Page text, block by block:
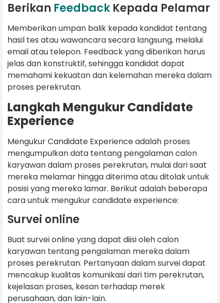
Berikan Feedback Kepada Pelamar
Memberikan umpan balik kepada kandidat tentang
hasil tes atau wawancara secara langsung, melalui
email atau telepon. Feedback yang diberikan harus
jelas dan konstruktif, sehingga kandidat dapat
memahami kekuatan dan kelemahan mereka dalam
proses perekrutan.
Langkah Mengukur Candidate
Experience
Mengukur Candidate Experience adalah proses
mengumpulkan data tentang pengalaman calon
karyawan dalam proses perekrutan, mulai dari saat
mereka melamar hingga diterima atau ditolak untuk
posisi yang mereka lamar. Berikut adalah beberapa
cara untuk mengukur candidate experience:
Survei online
Buat survei online yang dapat diisi oleh calon
karyawan tentang pengalaman mereka dalam
proses perekrutan. Pertanyaan dalam survei dapat
mencakup kualitas komunikasi dari tim perekrutan,
kejelasan proses, kesan terhadap merek
perusahaan, dan lain-lain.